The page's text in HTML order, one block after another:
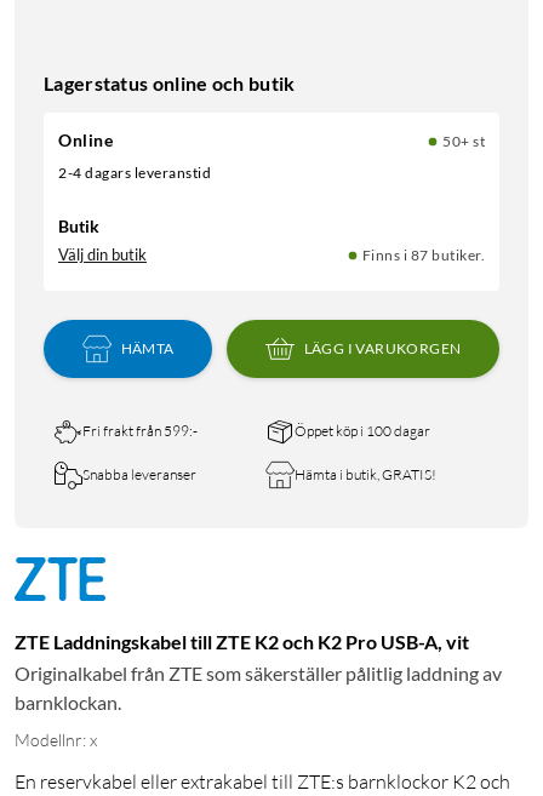
Lagerstatus online och butik
Online
50+ st
2-4 dagars leveranstid
Butik
Välj din butik Finns i 87 butiker.
HÄMTA LÄGG I VARUKORGEN
Fri frakt från 599:- Öppet köp i 100 dagar
Snabba leveranser Hämta i butik, GRATIS!
ZTE Laddningskabel till ZTE K2 och K2 Pro USB-A, vit
Originalkabel från ZTE som säkerställer pålitlig laddning av
barnklockan.
Modellnr: x
En reservkabel eller extrakabel till ZTE:s barnklockor K2 och